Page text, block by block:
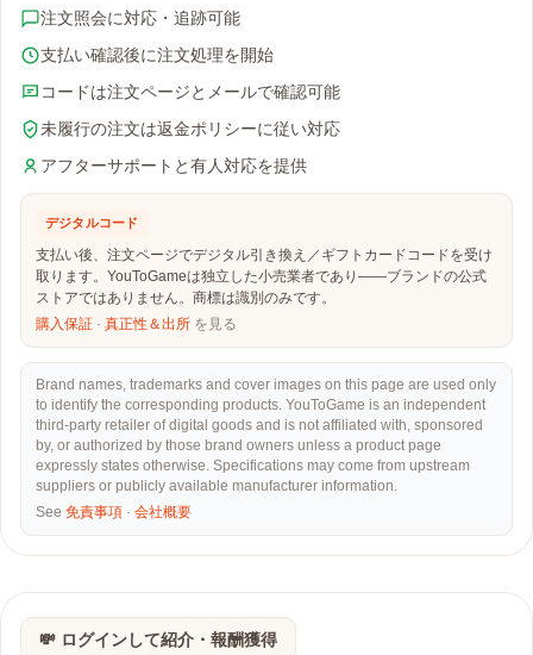
注文照会に対応・追跡可能
支払い確認後に注文処理を開始
コードは注文ページとメールで確認可能
未履行の注文は返金ポリシーに従い対応
アフターサポートと有人対応を提供
デジタルコード
支払い後、注文ページでデジタル引き換え／ギフトカードコードを受け
取ります。YouToGameは独立した小売業者であり——ブランドの公式
ストアではありません。商標は識別のみです。
購入保証 · 真正性＆出所 を見る
Brand names, trademarks and cover images on this page are used only
to identify the corresponding products. YouToGame is an independent
third-party retailer of digital goods and is not affiliated with, sponsored
by, or authorized by those brand owners unless a product page
expressly states otherwise. Specifications may come from upstream
suppliers or publicly available manufacturer information.
See 免責事項 · 会社概要
💸 ログインして紹介・報酬獲得